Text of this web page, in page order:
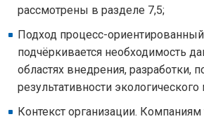
рассмотрены в разделе 7,5;
Подход процесс-ориентированный.
подчёркивается необходимость
областях внедрения, разработки,
результативности
Контекст организации.